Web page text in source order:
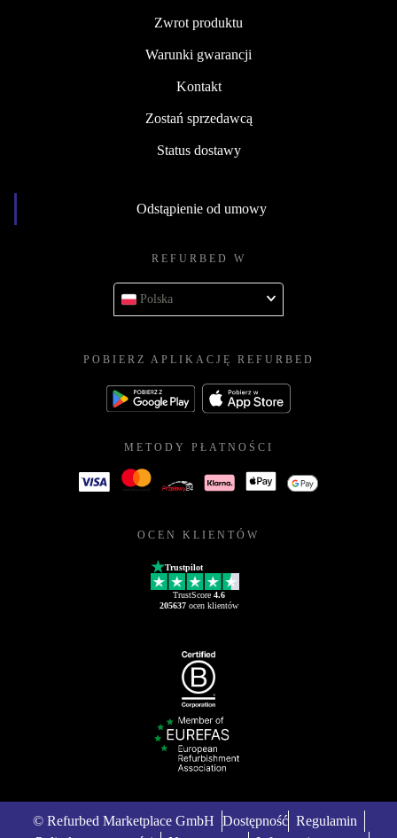
Zwrot produktu
Warunki gwarancji
Kontakt
Zostań sprzedawcą
Status dostawy
Odstąpienie od umowy
REFURBED W
Polska
POBIERZ APLIKACJĘ REFURBED
METODY PŁATNOŚCI
OCEN KLIENTÓW
Trustpilot
TrustScore 4.6
205637ocen klientów
© Refurbed Marketplace GmbH Dostępność Regulamin